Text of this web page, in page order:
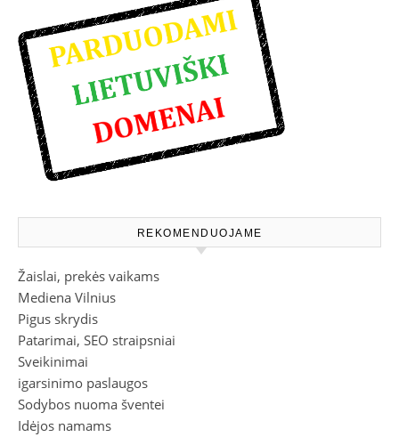
REKOMENDUOJAME
Žaislai, prekės vaikams
Mediena Vilnius
Pigus skrydis
Patarimai, SEO straipsniai
Sveikinimai
igarsinimo paslaugos
Sodybos nuoma šventei
Idėjos namams